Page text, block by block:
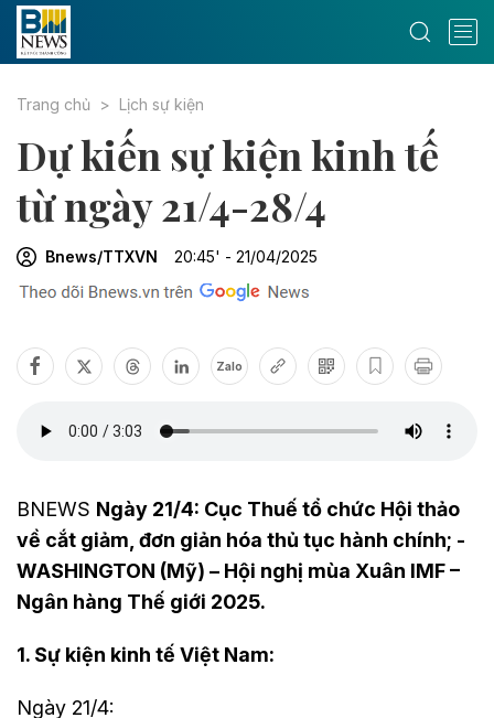
Trang chủ Lịch sự kiện
Dự kiến sự kiện kinh tế
từ ngày 21/4-28/4
Bnews/TTXVN 20:45' - 21/04/2025
Zalo
BNEWS Ngày 21/4: Cục Thuế tổ chức Hội thảo
về cắt giảm, đơn giản hóa thủ tục hành chính; -
WASHINGTON (Mỹ) – Hội nghị mùa Xuân IMF –
Ngân hàng Thế giới 2025.
1. Sự kiện kinh tế Việt Nam:
Ngày 21/4: